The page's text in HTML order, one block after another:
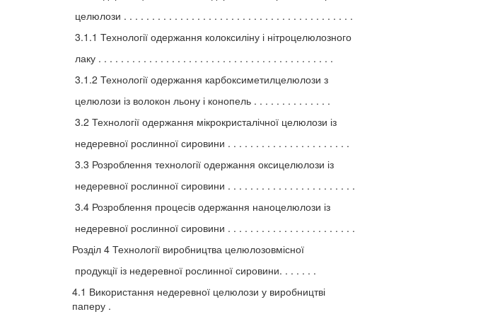
целюлози . . . . . . . . . . . . . . . . . . . . . . . . . . . . . . . . . . . . . . . . .
3.1.1 Технології одержання колоксиліну і нітроцелюлозного
лаку . . . . . . . . . . . . . . . . . . . . . . . . . . . . . . . . . . . . . . . . . .
3.1.2 Технології одержання карбоксиметилцелюлози з
целюлози із волокон льону і конопель . . . . . . . . . . . . . .
3.2 Технології одержання мікрокристалічної целюлози із
недеревної рослинної сировини . . . . . . . . . . . . . . . . . . . . . .
3.3 Розроблення технології одержання оксицелюлози із
недеревної рослинної сировини . . . . . . . . . . . . . . . . . . . . . . .
3.4 Розроблення процесів одержання наноцелюлози із
недеревної рослинної сировини . . . . . . . . . . . . . . . . . . . . . . .
Розділ 4 Технології виробництва целюлозовмісної
продукції із недеревної рослинної сировини. . . . . . .
4.1 Використання недеревної целюлози у виробництві
паперу .